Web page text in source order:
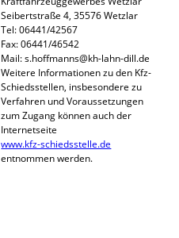
Seibertstraße 4, 35576 Wetzlar
Tel: 06441/42567
Fax: 06441/46542
Mail: s.hoffmanns@kh-lahn-dill.de
Weitere Informationen zu den Kfz-
Schiedsstellen, insbesondere zu
Verfahren und Voraussetzungen
zum Zugang können auch der
Internetseite
www.kfz-schiedsstelle.de
entnommen werden.